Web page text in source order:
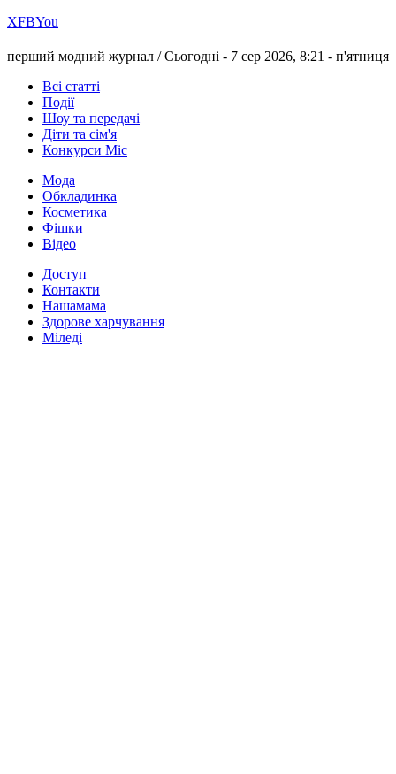
ХFBYou
перший модний журнал /Сьогодні - 7 сер 2026, 8:21 - п'ятниця
Всі статті
Події
Шоу та передачі
Діти та сім'я
Конкурси Міс
Мода
Обкладинка
Косметика
Фішки
Відео
Доступ
Контакти
Нашамама
Здорове харчування
Міледі